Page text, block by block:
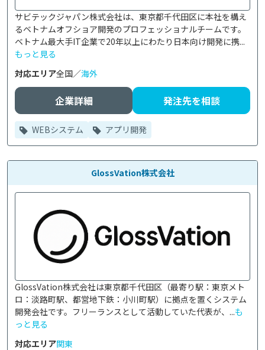
サビテックジャパン株式会社は、東京都千代田区に本社を構え
るベトナムオフショア開発のプロフェッショナルチームです。
ベトナム最大手IT企業で20年以上にわたり日本向け開発に携...
もっと見る
対応エリア全国／海外
企業詳細 発注先を相談
WEBシステム アプリ開発
GlossVation株式会社
GlossVation株式会社は東京都千代田区（最寄り駅：東京メト
ロ：淡路町駅、都営地下鉄：小川町駅）に拠点を置くシステム
開発会社です。フリーランスとして活動していた代表が、...も
っと見る
対応エリア関東